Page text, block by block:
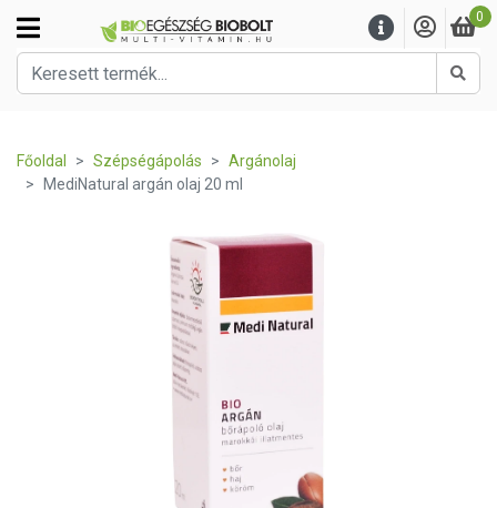
0
Főoldal Szépségápolás
Argánolaj
MediNatural argán olaj 20 ml